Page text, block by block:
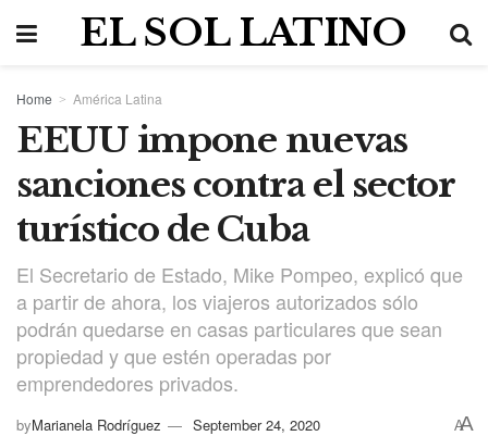
EL SOL LATINO
Home América Latina
EEUU impone nuevas
sanciones contra el sector
turístico de Cuba
El Secretario de Estado, Mike Pompeo, explicó que
a partir de ahora, los viajeros autorizados sólo
podrán quedarse en casas particulares que sean
propiedad y que estén operadas por
emprendedores privados.
byMarianela Rodríguez September 24, 2020 AA